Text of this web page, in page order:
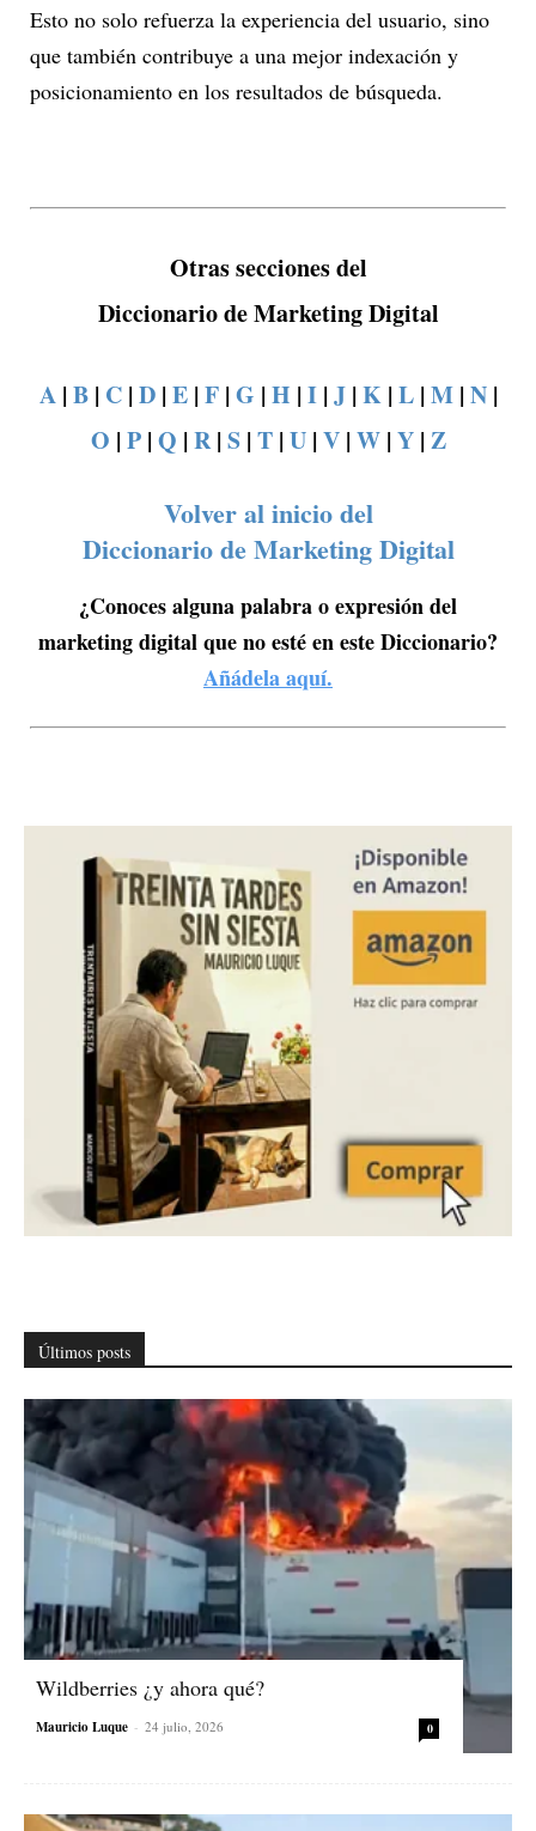
Esto no solo refuerza la experiencia del usuario, sino
que también contribuye a una mejor indexación y
posicionamiento en los resultados de búsqueda.
Otras secciones del
Diccionario de Marketing Digital
A| B| C| D| E| F| G | H | I| J| K| L| M| N|
O | P| Q | R| S| T| U| V| W| Y| Z
Volver al inicio del
Diccionario de Marketing Digital
¿Conoces alguna palabra o expresión del
marketing digital que no esté en este Diccionario?
Añádela aquí.
Últimos posts
Wildberries ¿y ahora qué?
Mauricio Luque - 24 julio, 2026 0